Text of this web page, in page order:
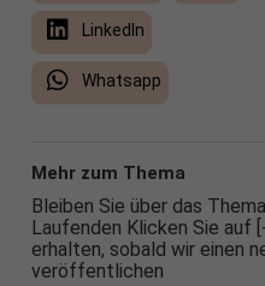
LinkedIn
Whatsapp
Mehr zum Thema
Bleiben Sie über das
Laufenden Klicken Sie auf
erhalten, sobald wir einen
veröffentlichen